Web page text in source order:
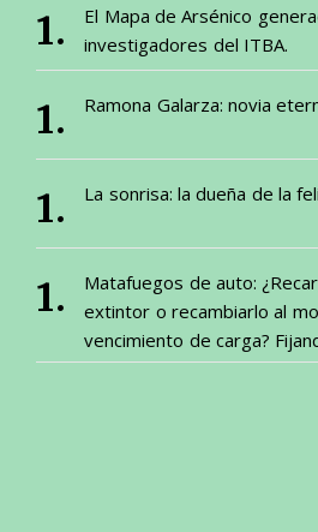
El Mapa de Arsénico
investigadores del ITBA.
Ramona Galarza: novia
La sonrisa: la dueña de la
Matafuegos de auto:
extintor o recambiarlo al
vencimiento de carga?